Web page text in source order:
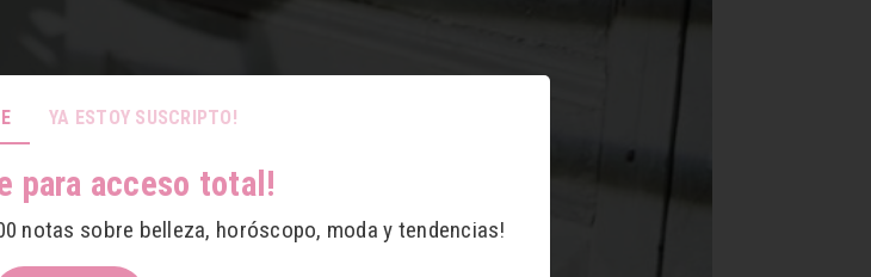
YA ESTOY SUSCRIPTO!
para acceso total!
notas sobre belleza, horóscopo, moda y tendencias!